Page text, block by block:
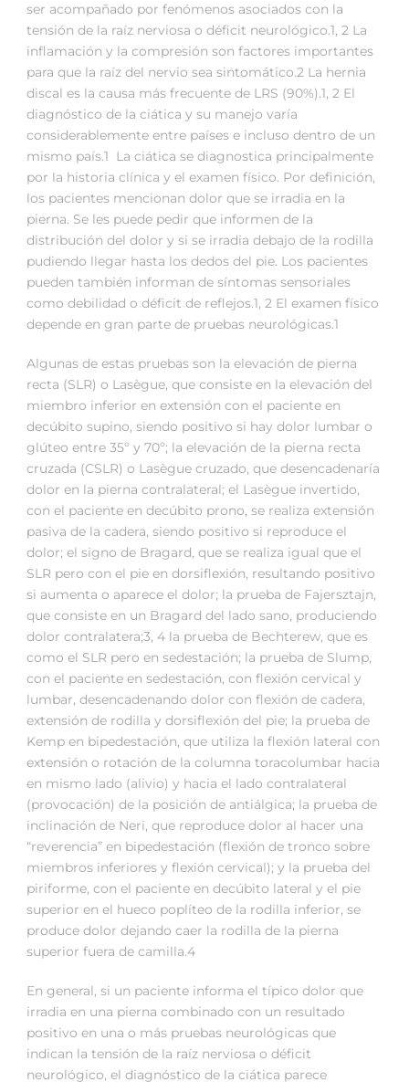
ser acompañado por fenómenos asociados con la
tensión de la raíz nerviosa o déficit neurológico.1, 2 La
inflamación y la compresión son factores importantes
para que la raíz del nervio sea sintomático.2 La hernia
discal es la causa más frecuente de LRS (90%).1, 2 El
diagnóstico de la ciática y su manejo varía
considerablemente entre países e incluso dentro de un
mismo país.1 La ciática se diagnostica principalmente
por la historia clínica y el examen físico. Por definición,
los pacientes mencionan dolor que se irradia en la
pierna. Se les puede pedir que informen de la
distribución del dolor y si se irradia debajo de la rodilla
pudiendo llegar hasta los dedos del pie. Los pacientes
pueden también informan de síntomas sensoriales
como debilidad o déficit de reflejos.1, 2 El examen físico
depende en gran parte de pruebas neurológicas.1
Algunas de estas pruebas son la elevación de pierna
recta (SLR) o Lasègue, que consiste en la elevación del
miembro inferior en extensión con el paciente en
decúbito supino, siendo positivo si hay dolor lumbar o
glúteo entre 35º y 70º; la elevación de la pierna recta
cruzada (CSLR) o Lasègue cruzado, que desencadenaría
dolor en la pierna contralateral; el Lasègue invertido,
con el paciente en decúbito prono, se realiza extensión
pasiva de la cadera, siendo positivo si reproduce el
dolor; el signo de Bragard, que se realiza igual que el
SLR pero con el pie en dorsiflexión, resultando positivo
si aumenta o aparece el dolor; la prueba de Fajersztajn,
que consiste en un Bragard del lado sano, produciendo
dolor contralatera;3, 4 la prueba de Bechterew, que es
como el SLR pero en sedestación; la prueba de Slump,
con el paciente en sedestación, con flexión cervical y
lumbar, desencadenando dolor con flexión de cadera,
extensión de rodilla y dorsiflexión del pie; la prueba de
Kemp en bipedestación, que utiliza la flexión lateral con
extensión o rotación de la columna toracolumbar hacia
en mismo lado (alivio) y hacia el lado contralateral
(provocación) de la posición de antiálgica; la prueba de
inclinación de Neri, que reproduce dolor al hacer una
“reverencia” en bipedestación (flexión de tronco sobre
miembros inferiores y flexión cervical); y la prueba del
piriforme, con el paciente en decúbito lateral y el pie
superior en el hueco poplíteo de la rodilla inferior, se
produce dolor dejando caer la rodilla de la pierna
superior fuera de camilla.4
En general, si un paciente informa el típico dolor que
irradia en una pierna combinado con un resultado
positivo en una o más pruebas neurológicas que
indican la tensión de la raíz nerviosa o déficit
neurológico, el diagnóstico de la ciática parece